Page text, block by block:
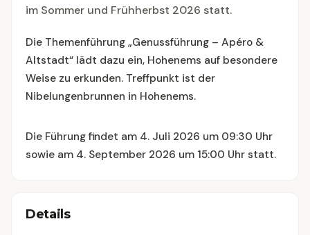
im Sommer und Frühherbst 2026 statt.
Die Themenführung „Genussführung – Apéro &
Altstadt“ lädt dazu ein, Hohenems auf besondere
Weise zu erkunden. Treffpunkt ist der
Nibelungenbrunnen in Hohenems.
Die Führung findet am 4. Juli 2026 um 09:30 Uhr
sowie am 4. September 2026 um 15:00 Uhr statt.
Details